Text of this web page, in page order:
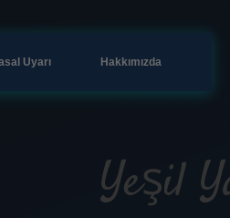
Uyarı Hakkımızda
Yeşil